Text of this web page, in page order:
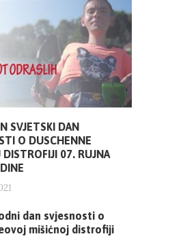
SVJETSKI DAN
O DUSCHENNE
DISTROFIJI 07. RUJNA
dan svjesnosti o
mišićnoj distrofiji